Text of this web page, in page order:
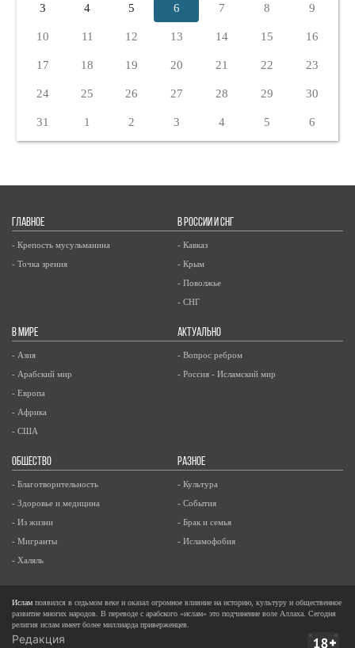
3 4 5 6 7 8 9
10 11 12 13 14 15 16
17 18 19 20 21 22 23
24 25 26 27 28 29 30
31 1 2 3 4 5 6
ГЛАВНОЕ
- Крепость мусульманина
- Точка зрения
В РОССИИ И СНГ
- Кавказ
- Крым
- Поволжье
- СНГ
В МИРЕ
- Азия
- Арабский мир
- Европа
- Африка
- США
АКТУАЛЬНО
- Вопрос ребром
- Россия - Исламский мир
ОБЩЕСТВО
- Благотворительность
- Здоровье и медицина
- Из жизни
- Мигранты
- Халяль
РАЗНОЕ
- Культура
- События
- Брак и семья
- Исламофобия
Ислам появился в седьмом веке и оказал огромное влияние на историю, культуру и общественное
развитие многих народов. В переводе с арабского «ислам» это подчинение воле Аллаха. Сегодня
религия ислам имеет более миллиарда приверженцев.
Редакция